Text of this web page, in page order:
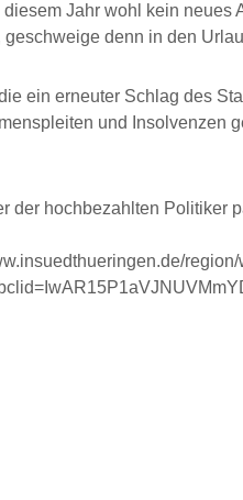
Jahr wohl kein
denn in den
ein erneuter Schlag des
und Insolvenzen
der hochbezahlten Politiker